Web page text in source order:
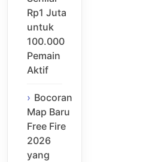
Rp1 Juta
untuk
100.000
Pemain
Aktif
Bocoran
Map Baru
Free Fire
2026
yang